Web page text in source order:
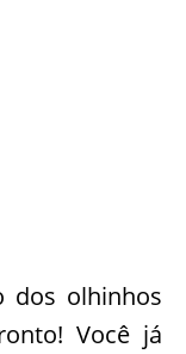
dos olhinhos
Você já